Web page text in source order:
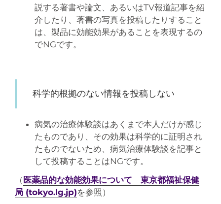
説する著書や論文、あるいはTV報道記事を紹
介したり、著書の写真を投稿したりすること
は、製品に効能効果があることを表現するの
でNGです。
科学的根拠のない情報を投稿しない
病気の治療体験談はあくまで本人だけが感じ
たものであり、その効果は科学的に証明され
たものでないため、 病気治療体験談を記事と
して投稿することはNGです。
（ 医薬品的な効能効果について 東京都福祉保健
局 (tokyo.lg.jp)を参照）